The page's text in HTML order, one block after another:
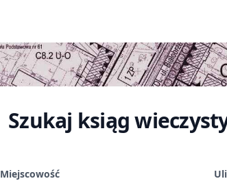
Szukaj ksiąg
Miejscowość